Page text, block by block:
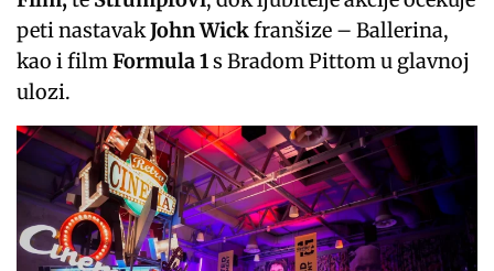
peti nastavakJohn Wickfranšize – Ballerina,
kao i filmFormula 1s Bradom Pittom u glavnoj
ulozi.